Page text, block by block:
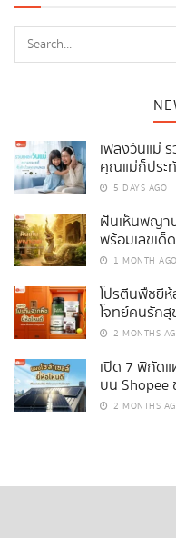
เพลงวันแม่
คุณแม่ก็ประ
5 DAYS AGO
ฝันเห็นพญา
พร้อมเลขเด็
1 MONTH AGO
โปรตีนพืชยี่
โจทย์คนรัก
2 MONTHS
เปิด 7 พิกัดแ
บน Shopee
2 MONTHS